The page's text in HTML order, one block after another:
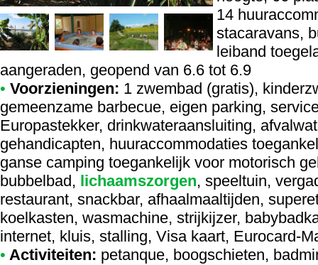
14
stacaravans,
leiband
aangeraden, geopend van 6.6 tot 6.9
• Voorzieningen: 1 zwembad (gratis),
gemeenzame barbecue, eigen parking,
Europastekker, drinkwateraansluiting,
gehandicapten, huuraccommodaties
ganse camping toegankelijk voor motorisch
bubbelbad, lichaamszorgen, speeltuin,
restaurant, snackbar, afhaalmaaltijden,
koelkasten, wasmachine, strijkijzer,
internet, kluis, stalling, Visa kaart, Eurocard-
• Activiteiten: petanque, boogschieten,